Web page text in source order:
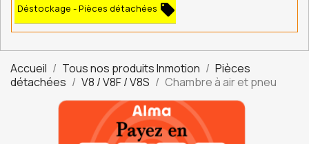
Déstockage - Pièces détachées local_offer
Accueil Tous nos produits Inmotion
Pièces
détachées
V8 / V8F / V8S Chambre à air et pneu